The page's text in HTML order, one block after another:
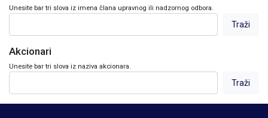
Unesite bar tri slova iz imena člana upravnog ili nadzornog odbora.
Akcionari
Unesite bar tri slova iz naziva akcionara.